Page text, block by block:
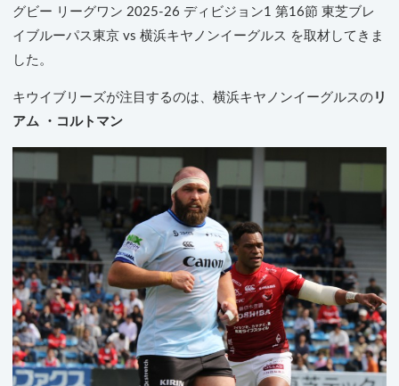
グビー リーグワン 2025-26 ディビジョン1 第16節 東芝ブレ
イブルーパス東京 vs 横浜キヤノンイーグルス を取材してきま
した。
キウイブリーズが注目するのは、横浜キヤノンイーグルスの リ
アム ・コルトマン